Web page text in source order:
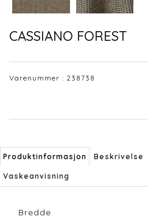
CASSIANO FOREST
Varenummer : 238738
Produktinformasjon Beskrivelse
Vaskeanvisning
Bredde